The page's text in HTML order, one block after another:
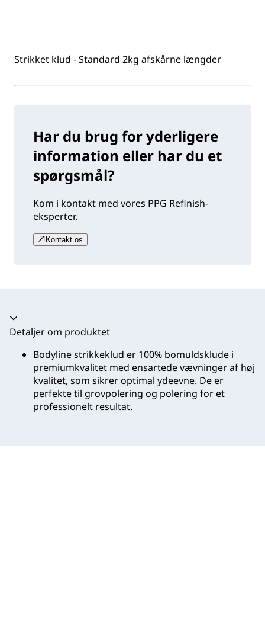
Strikket klud - Standard 2kg afskårne længder
Har du brug for yderligere
information eller har du et
spørgsmål?
Kom i kontakt med vores PPG Refinish-
eksperter.
Kontakt os
Harmonika kollapset
Detaljer om produktet
Bodyline strikkeklud er 100% bomuldsklude i
premiumkvalitet med ensartede vævninger af høj
kvalitet, som sikrer optimal ydeevne. De er
perfekte til grovpolering og polering for et
professionelt resultat.